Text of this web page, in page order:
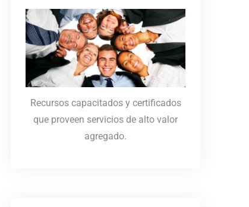
Recursos capacitados y certificados
que proveen servicios de alto valor
agregado.